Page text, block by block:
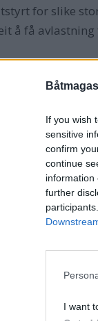
If you wish
sensitive
confirm
continue
information
further
I want
for slike
å få
BÅTER BM